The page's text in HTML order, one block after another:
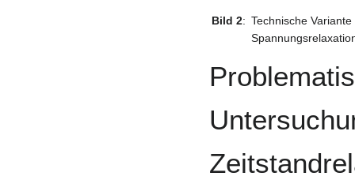
Bild 2: Technische